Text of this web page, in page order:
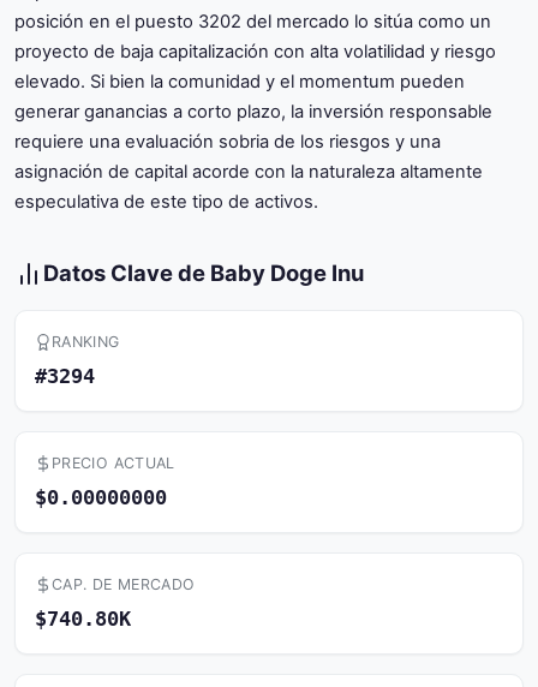
posición en el puesto 3202 del mercado lo sitúa como un
proyecto de baja capitalización con alta volatilidad y riesgo
elevado. Si bien la comunidad y el momentum pueden
generar ganancias a corto plazo, la inversión responsable
requiere una evaluación sobria de los riesgos y una
asignación de capital acorde con la naturaleza altamente
especulativa de este tipo de activos.
Datos Clave de Baby Doge Inu
RANKING
#3294
PRECIO ACTUAL
$0.00000000
CAP. DE MERCADO
$740.80K